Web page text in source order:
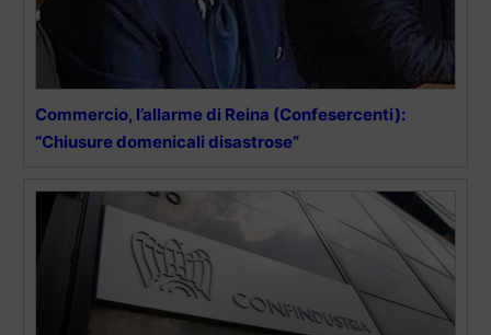
Commercio, l’allarme di Reina (Confesercenti):
“Chiusure domenicali disastrose”